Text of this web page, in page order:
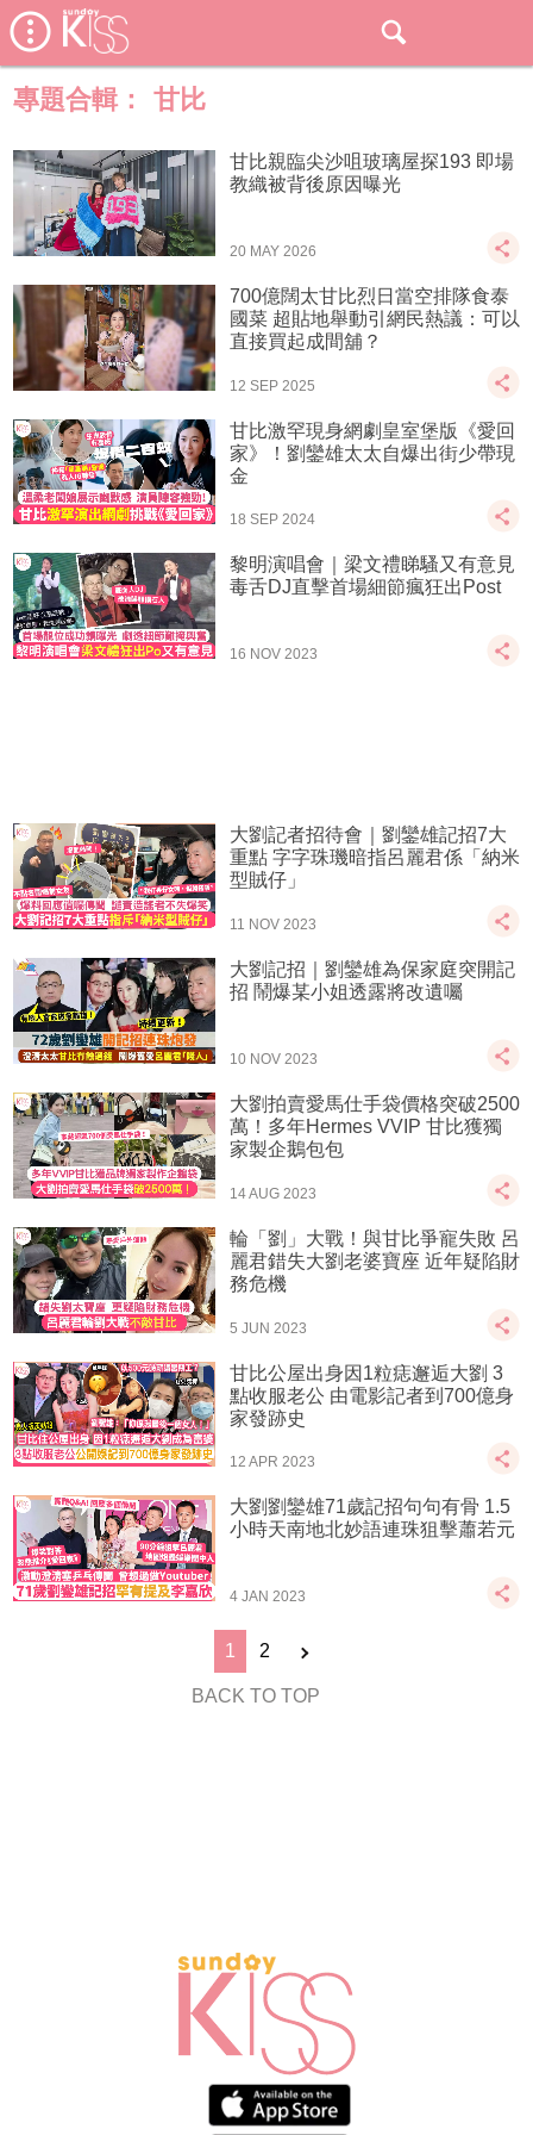
專題合輯： 甘比
甘比親臨尖沙咀玻璃屋探193 即場
教織被背後原因曝光
20 MAY 2026
700億闊太甘比烈日當空排隊食泰
國菜 超貼地舉動引網民熱議：可以
直接買起成間舖？
12 SEP 2025
甘比激罕現身網劇皇室堡版《愛回
家》！劉鑾雄太太自爆出街少帶現
金
18 SEP 2024
黎明演唱會｜梁文禮睇騷又有意見
毒舌DJ直擊首場細節瘋狂出Post
16 NOV 2023
大劉記者招待會｜劉鑾雄記招7大
重點 字字珠璣暗指呂麗君係「納米
型賊仔」
11 NOV 2023
大劉記招｜劉鑾雄為保家庭突開記
招 鬧爆某小姐透露將改遺囑
10 NOV 2023
大劉拍賣愛馬仕手袋價格突破2500
萬！多年Hermes VVIP 甘比獲獨
家製企鵝包包
14 AUG 2023
輪「劉」大戰！與甘比爭寵失敗 呂
麗君錯失大劉老婆寶座 近年疑陷財
務危機
5 JUN 2023
甘比公屋出身因1粒痣邂逅大劉 3
點收服老公 由電影記者到700億身
家發跡史
12 APR 2023
大劉劉鑾雄71歲記招句句有骨 1.5
小時天南地北妙語連珠狙擊蕭若元
4 JAN 2023
1 2
BACK TO TOP